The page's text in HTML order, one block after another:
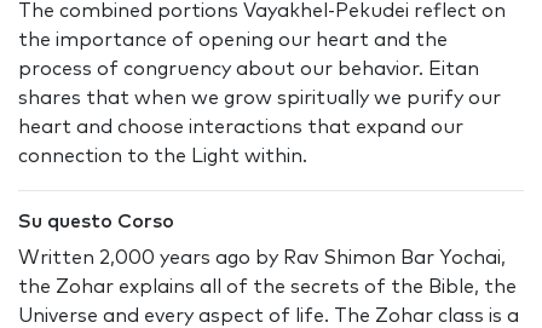
The combined portions Vayakhel-Pekudei reflect on
the importance of opening our heart and the
process of congruency about our behavior. Eitan
shares that when we grow spiritually we purify our
heart and choose interactions that expand our
connection to the Light within.
Su questo Corso
Written 2,000 years ago by Rav Shimon Bar Yochai,
the Zohar explains all of the secrets of the Bible, the
Universe and every aspect of life. The Zohar class is a